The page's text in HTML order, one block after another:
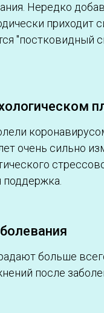
Нередко
приходит
"постковидный
очень сильно
поддержка.
больше
после